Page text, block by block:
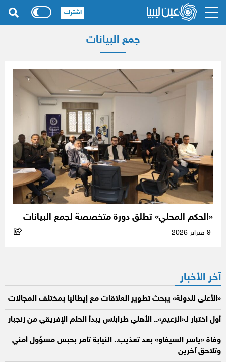
جمع البيانات
«الحكم المحلي» تطلق دورة متخصصة لجمع البيانات
آخر الأخبار
«الأعلى للدولة» يبحث تطوير العلاقات مع إيطاليا بمختلف المجالات
أول اختبار لـ«الزعيم».. الأهلي طرابلس يبدأ الحلم الإفريقي من زنجبار
وفاة «ياسر السيفاو» بعد تعذيب.. النيابة تأمر بحبس مسؤول أمني
وتلاحق آخرين
اشترك